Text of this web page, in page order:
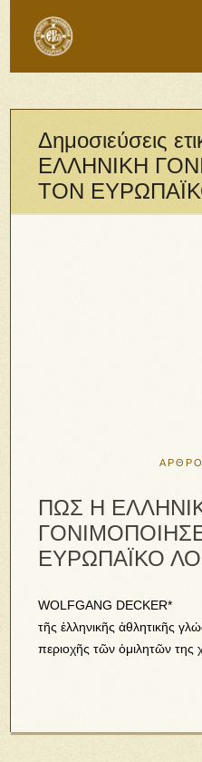
Δημοσιεύσεις
ΕΛΛΗΝΙΚΗ
ΤΟΝ
ΠΩΣ Η
ΕΥΡΩΠΑΪΚΟ
WOLFGANG DECKER* Ἡ
τῆς ἑλληνικῆς ἀθλητικῆς
περιοχῆς τῶν ὁμιλητῶν